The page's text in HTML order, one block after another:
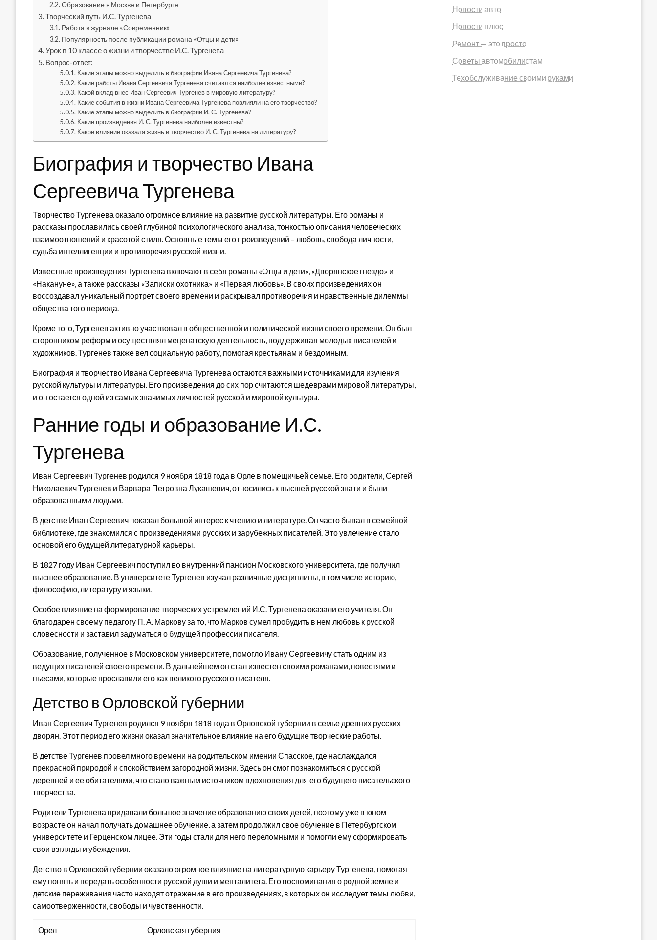
Образование в Москве и Петербурге
Творческий путь И.С. Тургенева
Работа в журнале «Современник»
Популярность после публикации романа «Отцы и дети»
Урок в 10 классе о жизни и творчестве И.С. Тургенева
Вопрос-ответ:
Какие этапы можно выделить в биографии Ивана Сергеевича Тургенева?
Какие работы Ивана Сергеевича Тургенева считаются наиболее известными?
Какой вклад внес Иван Сергеевич Тургенев в мировую литературу?
Какие события в жизни Ивана Сергеевича Тургенева повлияли на его творчество?
Какие этапы можно выделить в биографии И. С. Тургенева?
Какие произведения И. С. Тургенева наиболее известны?
Какое влияние оказала жизнь и творчество И. С. Тургенева на литературу?
Биография и творчество Ивана
Сергеевича Тургенева
Творчество Тургенева оказало огромное влияние на развитие русской литературы. Его романы и
рассказы прославились своей глубиной психологического анализа, тонкостью описания человеческих
взаимоотношений и красотой стиля. Основные темы его произведений – любовь, свобода личности,
судьба интеллигенции и противоречия русской жизни.
Известные произведения Тургенева включают в себя романы «Отцы и дети», «Дворянское гнездо» и
«Накануне», а также рассказы «Записки охотника» и «Первая любовь». В своих произведениях он
воссоздавал уникальный портрет своего времени и раскрывал противоречия и нравственные дилеммы
общества того периода.
Кроме того, Тургенев активно участвовал в общественной и политической жизни своего времени. Он был
сторонником реформ и осуществлял меценатскую деятельность, поддерживая молодых писателей и
художников. Тургенев также вел социальную работу, помогая крестьянам и бездомным.
Биография и творчество Ивана Сергеевича Тургенева остаются важными источниками для изучения
русской культуры и литературы. Его произведения до сих пор считаются шедеврами мировой литературы,
и он остается одной из самых значимых личностей русской и мировой культуры.
Ранние годы и образование И.С.
Тургенева
Иван Сергеевич Тургенев родился 9 ноября 1818 года в Орле в помещичьей семье. Его родители, Сергей
Николаевич Тургенев и Варвара Петровна Лукашевич, относились к высшей русской знати и были
образованными людьми.
В детстве Иван Сергеевич показал большой интерес к чтению и литературе. Он часто бывал в семейной
библиотеке, где знакомился с произведениями русских и зарубежных писателей. Это увлечение стало
основой его будущей литературной карьеры.
В 1827 году Иван Сергеевич поступил во внутренний пансион Московского университета, где получил
высшее образование. В университете Тургенев изучал различные дисциплины, в том числе историю,
философию, литературу и языки.
Особое влияние на формирование творческих устремлений И.С. Тургенева оказали его учителя. Он
благодарен своему педагогу П. А. Маркову за то, что Марков сумел пробудить в нем любовь к русской
словесности и заставил задуматься о будущей профессии писателя.
Образование, полученное в Московском университете, помогло Ивану Сергеевичу стать одним из
ведущих писателей своего времени. В дальнейшем он стал известен своими романами, повестями и
пьесами, которые прославили его как великого русского писателя.
Детство в Орловской губернии
Иван Сергеевич Тургенев родился 9 ноября 1818 года в Орловской губернии в семье древних русских
дворян. Этот период его жизни оказал значительное влияние на его будущие творческие работы.
В детстве Тургенев провел много времени на родительском имении Спасское, где наслаждался
прекрасной природой и спокойствием загородной жизни. Здесь он смог познакомиться с русской
деревней и ее обитателями, что стало важным источником вдохновения для его будущего писательского
творчества.
Родители Тургенева придавали большое значение образованию своих детей, поэтому уже в юном
возрасте он начал получать домашнее обучение, а затем продолжил свое обучение в Петербургском
университете и Герценском лицее. Эти годы стали для него переломными и помогли ему сформировать
свои взгляды и убеждения.
Детство в Орловской губернии оказало огромное влияние на литературную карьеру Тургенева, помогая
ему понять и передать особенности русской души и менталитета. Его воспоминания о родной земле и
детские переживания часто находят отражение в его произведениях, в которых он исследует темы любви,
самоотверженности, свободы и чувственности.
Орел Орловская губерния
Новости авто
Новости плюс
Ремонт — это просто
Советы автомобилистам
Техобслуживание своими руками